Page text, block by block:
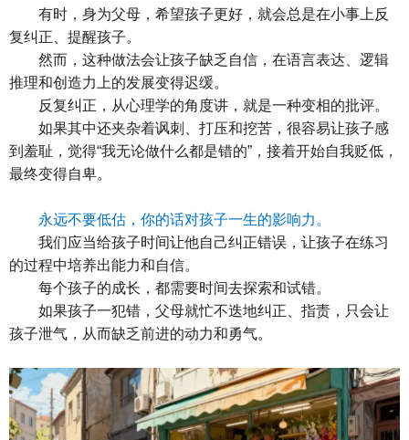
有时，身为父母，希望孩子更好，就会总是在小事上反
复纠正、提醒孩子。
然而，这种做法会让孩子缺乏自信，在语言表达、逻辑
推理和创造力上的发展变得迟缓。
反复纠正，从心理学的角度讲，就是一种变相的批评。
如果其中还夹杂着讽刺、打压和挖苦，很容易让孩子感
到羞耻，觉得“我无论做什么都是错的”，接着开始自我贬低，
最终变得自卑。
永远不要低估，你的话对孩子一生的影响力。
我们应当给孩子时间让他自己纠正错误，让孩子在练习
的过程中培养出能力和自信。
每个孩子的成长，都需要时间去探索和试错。
如果孩子一犯错，父母就忙不迭地纠正、指责，只会让
孩子泄气，从而缺乏前进的动力和勇气。